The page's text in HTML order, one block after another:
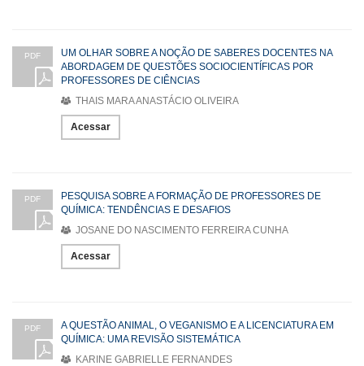
PDF
UM OLHAR SOBRE A NOÇÃO DE SABERES DOCENTES NA
ABORDAGEM DE QUESTÕES SOCIOCIENTÍFICAS POR
PROFESSORES DE CIÊNCIAS
THAIS MARA ANASTÁCIO OLIVEIRA
Acessar
PDF
PESQUISA SOBRE A FORMAÇÃO DE PROFESSORES DE
QUÍMICA: TENDÊNCIAS E DESAFIOS
JOSANE DO NASCIMENTO FERREIRA CUNHA
Acessar
PDF
A QUESTÃO ANIMAL, O VEGANISMO E A LICENCIATURA EM
QUÍMICA: UMA REVISÃO SISTEMÁTICA
KARINE GABRIELLE FERNANDES